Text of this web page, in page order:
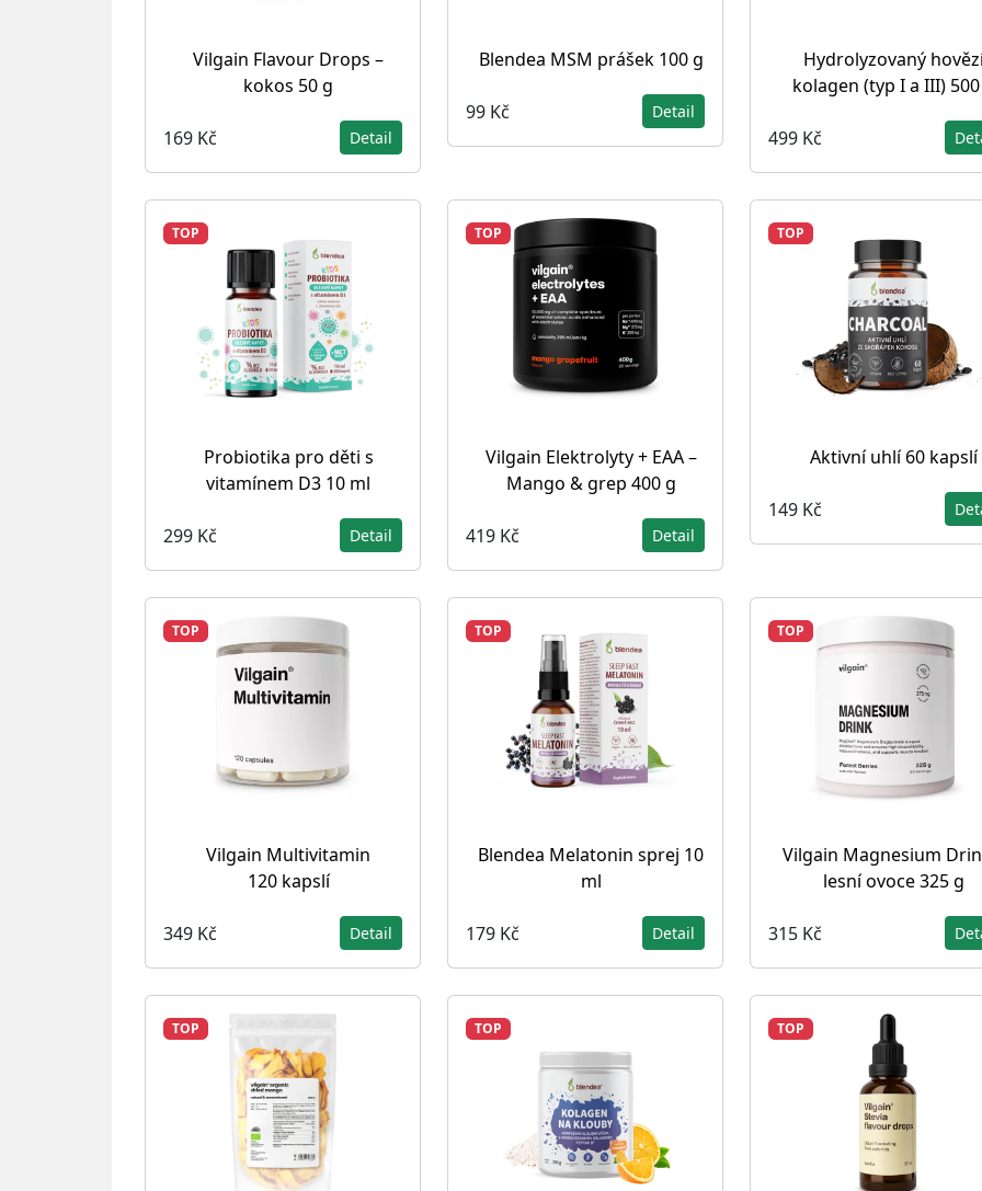
Vilgain Flavour Drops –
kokos 50 g
169 Kč Detail
Blendea MSM prášek 100 g
99 Kč Detail
Hydrolyzovaný
kolagen (typ I a III)
499 Kč
TOP
Probiotika pro děti s
vitamínem D3 10 ml
299 Kč Detail
TOP
Vilgain Elektrolyty + EAA –
Mango & grep 400 g
419 Kč Detail
TOP
Aktivní uhlí 60 kapslí
149 Kč
TOP
Vilgain Multivitamin
120 kapslí
349 Kč Detail
TOP
Blendea Melatonin sprej 10
ml
179 Kč Detail
TOP
Vilgain Magnesium
lesní ovoce 325 g
315 Kč
TOP TOP TOP